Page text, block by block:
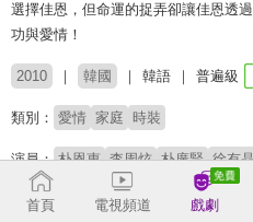
選擇佳恩，但命運的捉弄卻讓佳恩透
功與愛情！
2010 韓國 韓語 普遍級
類別： 愛情 家庭 時裝
演員： 朴恩惠 李周炫 朴廣賢 徐有
首頁 電視頻道 戲劇